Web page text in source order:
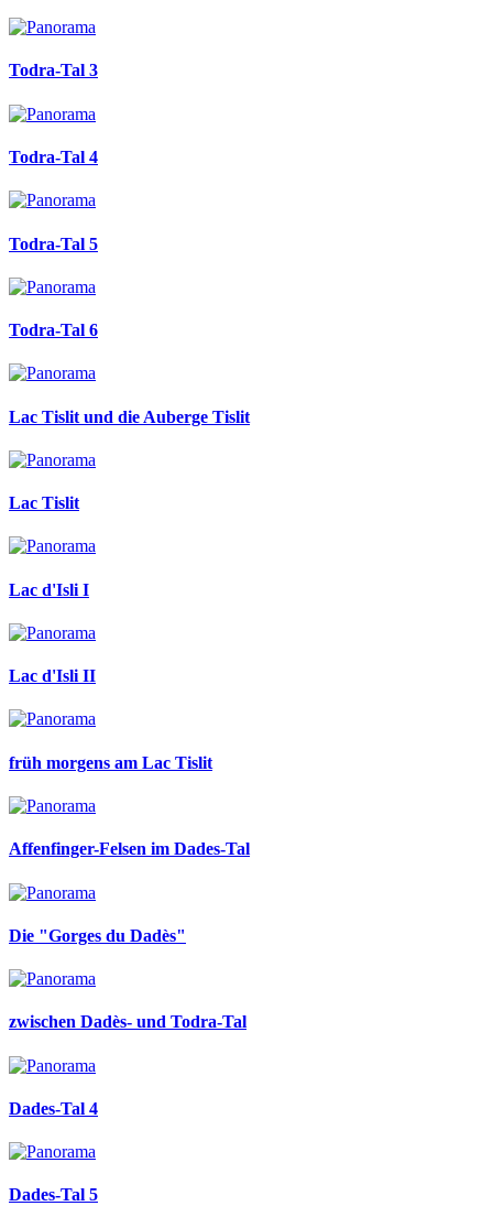
Todra-Tal 3
Todra-Tal 4
Todra-Tal 5
Todra-Tal 6
Lac Tislit und die Auberge Tislit
Lac Tislit
Lac d'Isli I
Lac d'Isli II
früh morgens am Lac Tislit
Affenfinger-Felsen im Dades-Tal
Die "Gorges du Dadès"
zwischen Dadès- und Todra-Tal
Dades-Tal 4
Dades-Tal 5